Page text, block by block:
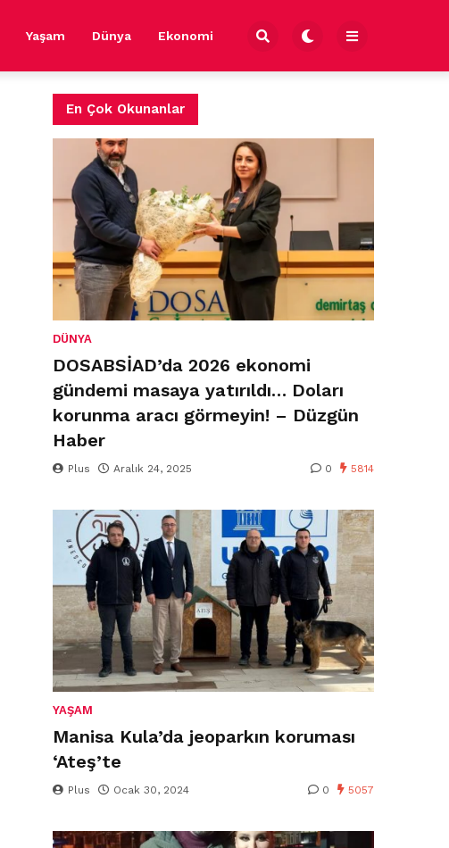
Yaşam Dünya Ekonomi
En Çok Okunanlar
DÜNYA
DOSABSİAD’da 2026 ekonomi
gündemi masaya yatırıldı… Doları
korunma aracı görmeyin! – Düzgün
Haber
Plus Aralık 24, 2025 0 5814
YAŞAM
Manisa Kula’da jeoparkın koruması
‘Ateş’te
Plus Ocak 30, 2024 0 5057